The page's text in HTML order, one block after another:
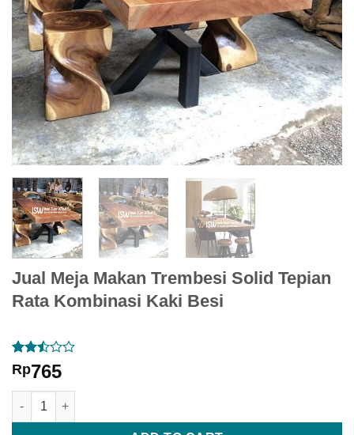
Jual Meja Makan Trembesi Solid Tepian
Rata Kombinasi Kaki Besi
Rated
2.5
out
2
Rp765
Jual Meja Makan Trembesi Solid Tepian Rata Kombinasi Kaki